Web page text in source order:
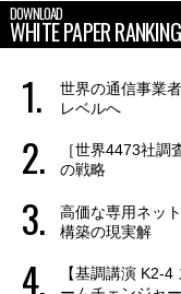
DOWNLOAD
WHITE PAPER RANKING
世界の通信事業
レベルへ
［世界4473社
の戦略
高価な専用ネッ
構築の現実解
【基調講演 K2-